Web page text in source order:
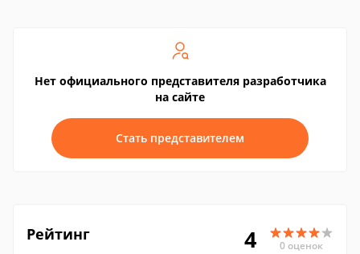
Нет официального представителя разработчика
на сайте
Стать представителем
Рейтинг 4 0 оценок